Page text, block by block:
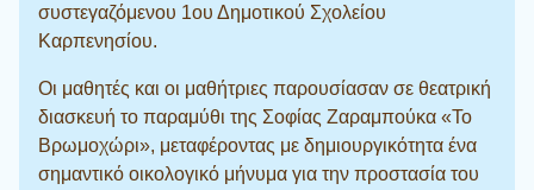
συστεγαζόμενου 1ου Δημοτικού Σχολείου
Καρπενησίου.
Οι μαθητές και οι μαθήτριες παρουσίασαν σε θεατρική
διασκευή το παραμύθι της Σοφίας Ζαραμπούκα «Το
Βρωμοχώρι», μεταφέροντας με δημιουργικότητα ένα
σημαντικό οικολογικό μήνυμα για την προστασία του